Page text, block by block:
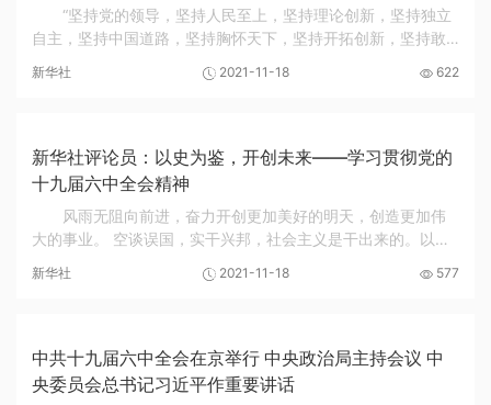
“坚持党的领导，坚持人民至上，坚持理论创新，坚持独立
自主，坚持中国道路，坚持胸怀天下，坚持开拓创新，坚持敢
以宏阔的历史视角和深厚的历史智慧，全面...
新华社 2021-11-18 622
新华社评论员：以史为鉴，开创未来——学习贯彻党的
十九届六中全会精神
风雨无阻向前进，奋力开创更加美好的明天，创造更加伟
大的事业。 空谈误国，实干兴邦，社会主义是干出来的。以史
设社会主义现代化国家、实现第二个百年奋斗...
新华社 2021-11-18 577
中共十九届六中全会在京举行 中央政治局主持会议 中
央委员会总书记习近平作重要讲话